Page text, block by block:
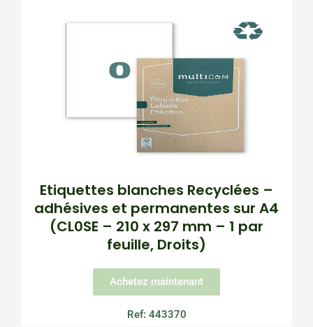
Etiquettes blanches Recyclées –
adhésives et permanentes sur A4
(CL0SE – 210 x 297 mm – 1 par
feuille, Droits)
Achetez maintenant
Ref: 443370